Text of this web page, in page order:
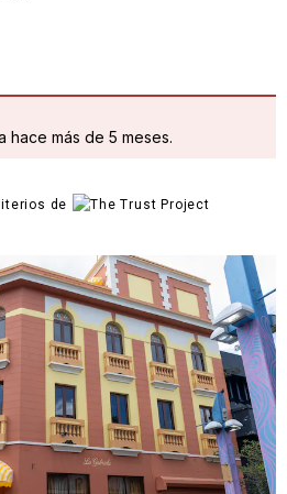
hace más de 5 meses.
de